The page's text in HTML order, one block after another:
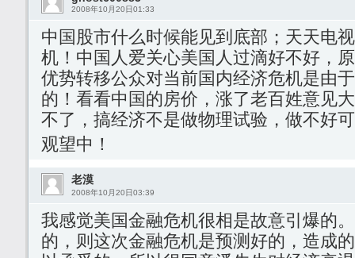
2008年10月20日01:33
中国股市什么时候能见到底部；天天电
机！中国人爱关心美国人过滴好不好，
优势转移公众对当前国内经济危机是由
的！看看中国的房价，涨了老百姓意见
不了，搞经济不是做物理试验，做不好
观望中！
老漠
2008年10月20日03:39
我感觉美国金融危机很相是故意引爆的
的，则这次金融危机是预测好的，造成